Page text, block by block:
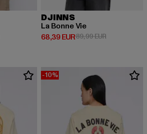
EUR 34,99 EUR
DJINNS
La Bonne Vie
68,39 EUR
Derzeitiger Preis: 68,39 EUR
89,99 EURAktionspreis:
-10%